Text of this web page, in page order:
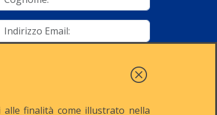
finalità come illustrato nella